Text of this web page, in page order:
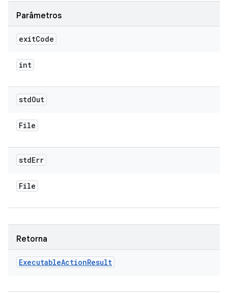
Parâmetros
exitCode
int
stdOut
File
stdErr
File
Retorna
ExecutableActionResult